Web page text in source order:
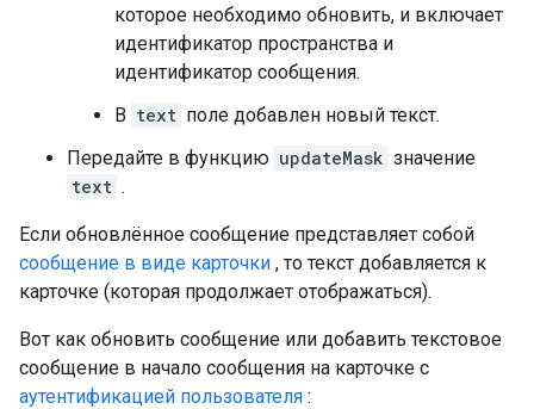
которое необходимо обновить, и включает
идентификатор пространства и
идентификатор сообщения.
В text поле добавлен новый текст.
Передайте в функцию updateMask значение
text .
Если обновлённое сообщение представляет собой
сообщение в виде карточки , то текст добавляется к
карточке (которая продолжает отображаться).
Вот как обновить сообщение или добавить текстовое
сообщение в начало сообщения на карточке с
аутентификацией пользователя :